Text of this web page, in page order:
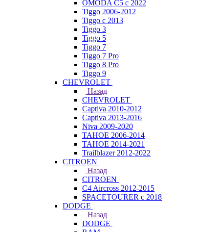
OMODA C5 с 2022
Tiggo 2006-2012
Tiggo с 2013
Tiggo 3
Tiggo 5
Tiggo 7
Tiggo 7 Pro
Tiggo 8 Pro
Tiggo 9
CHEVROLET
Назад
CHEVROLET
Captiva 2010-2012
Captiva 2013-2016
Niva 2009-2020
TAHOE 2006-2014
TAHOE 2014-2021
Trailblazer 2012-2022
CITROEN
Назад
CITROEN
C4 Aircross 2012-2015
SPACETOURER с 2018
DODGE
Назад
DODGE